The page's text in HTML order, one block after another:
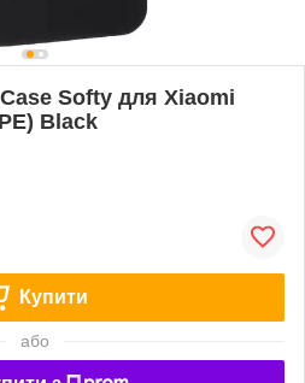
Softy для Xiaomi
Black
Купити
або